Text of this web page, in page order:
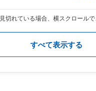
見切れている場合、横スクロール
すべて表示する